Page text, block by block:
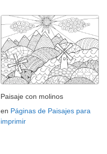
Paisaje con molinos
en Páginas de Paisajes para
imprimir